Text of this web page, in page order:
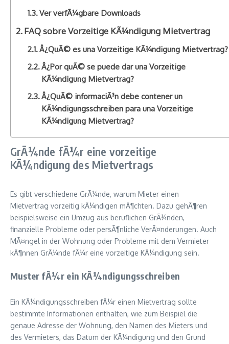
Ver verfÃ¼gbare Downloads
FAQ sobre Vorzeitige KÃ¼ndigung Mietvertrag
Â¿QuÃ© es una Vorzeitige KÃ¼ndigung Mietvertrag?
Â¿Por quÃ© se puede dar una Vorzeitige
KÃ¼ndigung Mietvertrag?
Â¿QuÃ© informaciÃ³n debe contener un
KÃ¼ndigungsschreiben para una Vorzeitige
KÃ¼ndigung Mietvertrag?
GrÃ¼nde fÃ¼r eine vorzeitige
KÃ¼ndigung des Mietvertrags
Es gibt verschiedene GrÃ¼nde, warum Mieter einen
Mietvertrag vorzeitig kÃ¼ndigen mÃ¶chten. Dazu gehÃ¶ren
beispielsweise ein Umzug aus beruflichen GrÃ¼nden,
finanzielle Probleme oder persÃ¶nliche VerÃ¤nderungen. Auch
MÃ¤ngel in der Wohnung oder Probleme mit dem Vermieter
kÃ¶nnen GrÃ¼nde fÃ¼r eine vorzeitige KÃ¼ndigung sein.
Muster fÃ¼r ein KÃ¼ndigungsschreiben
Ein KÃ¼ndigungsschreiben fÃ¼r einen Mietvertrag sollte
bestimmte Informationen enthalten, wie zum Beispiel die
genaue Adresse der Wohnung, den Namen des Mieters und
des Vermieters, das Datum der KÃ¼ndigung und den Grund